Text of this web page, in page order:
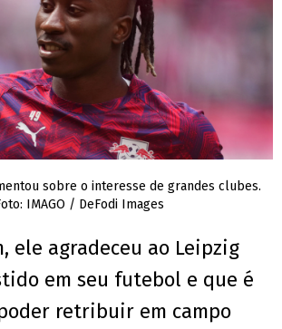
sobre o interesse de grandes clubes.
IMAGO / DeFodi Images
ele agradeceu ao Leipzig
em seu futebol e que é
retribuir em campo